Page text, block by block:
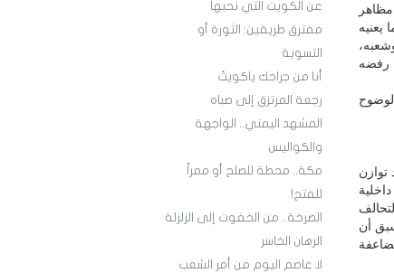
عن الكويت التي نحبها
مفترق طريقين: الثورة أو
التسوية
أنا من جراحك ياكويتُ
رجعة المرتزق إلى صباه
المشهد اليمني.. الواجهة
والكواليس
مكة.. محطة للصلح أو ممراً
للفتح!
الصرخة.. من الخفوت إلى الزلزلة
الرهان الخاسر
لا عاصم اليوم من أمر الشعب
يعنيه
رفضه
أن